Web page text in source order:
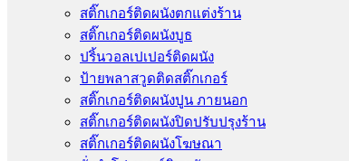
สติ๊กเกอร์ติดผนังตกแต่งร้าน
สติ๊กเกอร์ติดผนังบูธ
ปริ้นวอลเปเปอร์ติดผนัง
ป้ายพลาสวูดติดสติ๊กเกอร์
สติ๊กเกอร์ติดผนังปูน ภายนอก
สติ๊กเกอร์ติดผนังปิดปรับปรุงร้าน
สติ๊กเกอร์ติดผนังโฆษณา